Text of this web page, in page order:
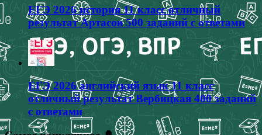
ЕГЭ 2026 история 11 класс отличный
результат Артасов 500 заданий с ответами
ЕГЭ 2026 английский язык 11 класс
отличный результат Вербицкая 400 заданий
с ответами